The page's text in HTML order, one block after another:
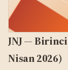
JNJ —
Nisan 2026)